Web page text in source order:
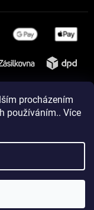
procházením
používáním.. Více
práva vyhrazena.